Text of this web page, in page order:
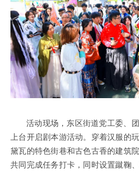
活动现场，东区街道党工委、
上台开启剧本游活动。穿着汉服的
黛瓦的特色街巷和古色古香的建筑
共同完成任务打卡，同时设置蹴鞠